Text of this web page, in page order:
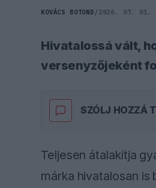
KOVÁCS BOTOND / 2026. 07. 01.
Hivatalossá vált,
versenyzőjeként
SZÓLJ HOZZÁ
Teljesen átalakítja
márka hivatalosan